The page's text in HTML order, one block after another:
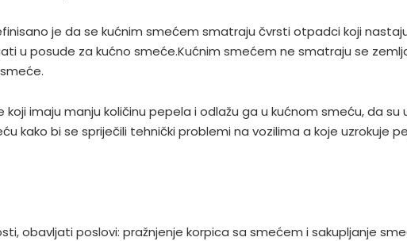
je da se kućnim smećem smatraju čvrsti otpadci koji
u posude za kućno smeće.Kućnim smećem ne smatraju se
imaju manju količinu pepela i odlažu ga u kućnom smeću, da
kako bi se spriječili tehnički problemi na vozilima a koje uzrokuje
obavljati poslovi: pražnjenje korpica sa smećem i sakupljanje